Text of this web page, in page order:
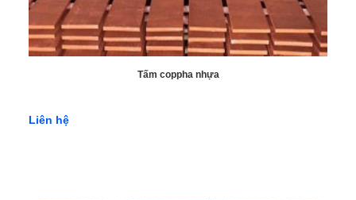
Tấm coppha nhựa
Liên hệ